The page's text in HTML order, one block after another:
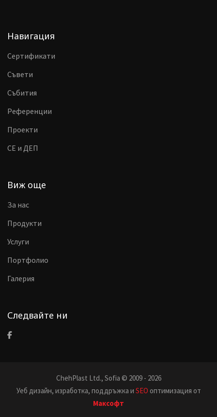
Навигация
Сертификати
Съвети
Събития
Референции
Проекти
CE и ДЕП
Виж още
За нас
Продукти
Услуги
Портфолио
Галерия
Следвайте ни
ChehPlast Ltd., Sofia © 2009 - 2026
Уеб дизайн, изработка, поддръжка и SEO оптимизация от
Максофт